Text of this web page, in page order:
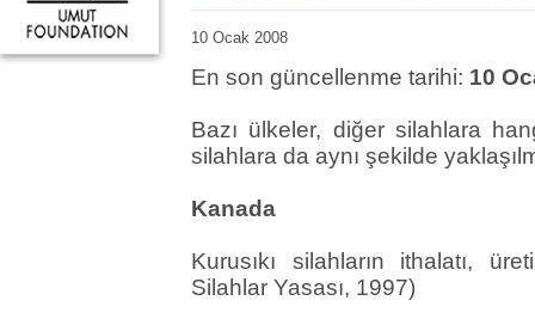
10 Ocak 2008
En son güncellenme tarihi: 10
Bazı ülkeler, diğer silahlara
silahlara da aynı şekilde
Kanada
Kurusıkı silahların ithalatı,
Silahlar Yasası, 1997)